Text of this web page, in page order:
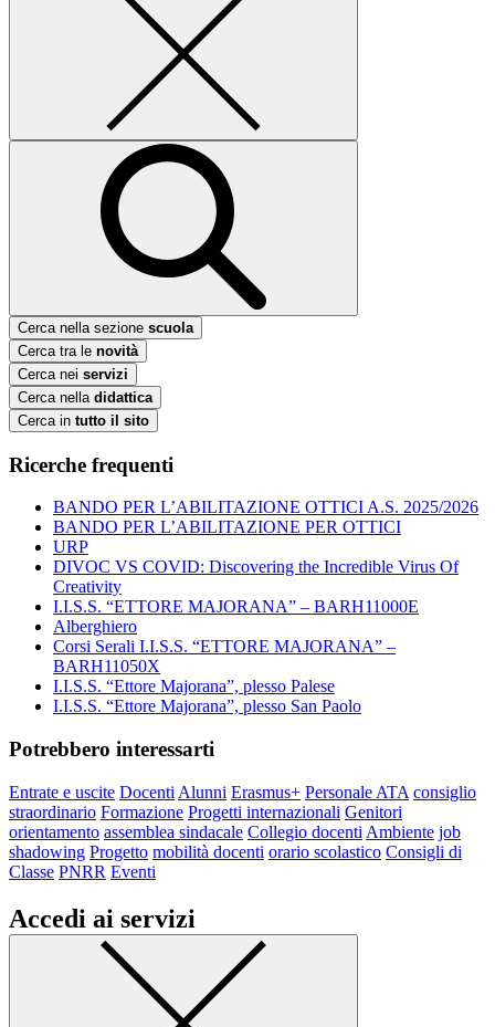
Cerca nella sezione scuola
Cerca tra le novità
Cerca nei servizi
Cerca nella didattica
Cerca in tutto il sito
Ricerche frequenti
BANDO PER L’ABILITAZIONE OTTICI A.S. 2025/2026
BANDO PER L’ABILITAZIONE PER OTTICI
URP
DIVOC VS COVID: Discovering the Incredible Virus Of
Creativity
I.I.S.S. “ETTORE MAJORANA” – BARH11000E
Alberghiero
Corsi Serali I.I.S.S. “ETTORE MAJORANA” –
BARH11050X
I.I.S.S. “Ettore Majorana”, plesso Palese
I.I.S.S. “Ettore Majorana”, plesso San Paolo
Potrebbero interessarti
Entrate e uscite Docenti Alunni Erasmus+ Personale ATA consiglio
straordinario Formazione Progetti internazionali Genitori
orientamento assemblea sindacale Collegio docenti Ambiente job
shadowing Progetto mobilità docenti orario scolastico Consigli di
Classe PNRR Eventi
Accedi ai servizi